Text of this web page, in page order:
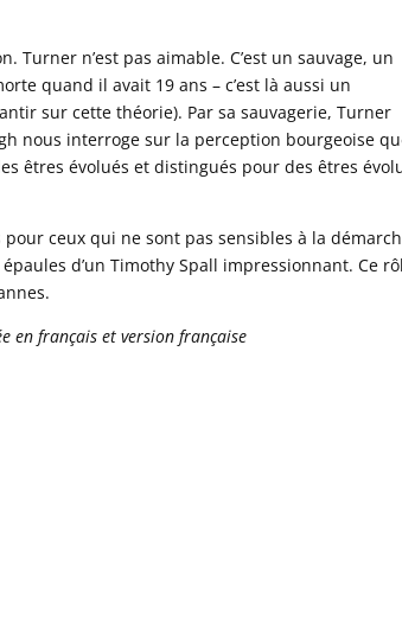
Turner n’est pas aimable. C’est un sauvage, un
quand il avait 19 ans – c’est là aussi un
sur cette théorie). Par sa sauvagerie, Turner
nous interroge sur la perception bourgeoise
êtres évolués et distingués pour des êtres
ceux qui ne sont pas sensibles à la
d’un Timothy Spall impressionnant. Ce
en français et version française